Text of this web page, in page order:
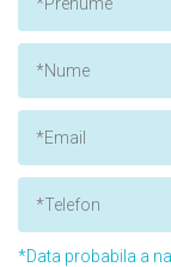
*Data probabila a